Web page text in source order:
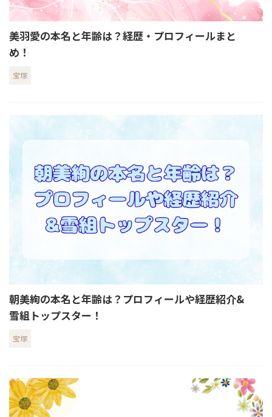
美羽愛の本名と年齢は？経歴・プロフィールまと
め！
宝塚
朝美絢の本名と年齢は？プロフィールや経歴紹介&
雪組トップスター！
宝塚